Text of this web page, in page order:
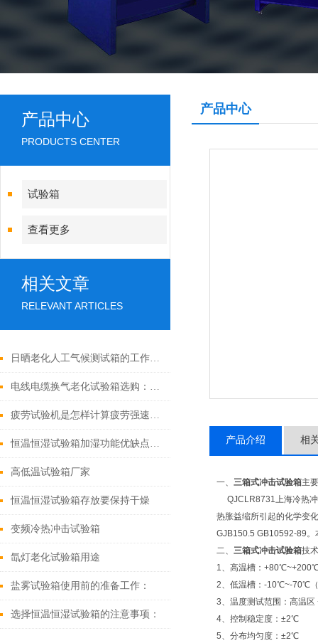
产品中心
PRODUCTS CENTER
试验箱
查看更多
相关文章
RELEVANT ARTICLES
日晒老化人工气候测试箱的工作原理及关键参数分析
电线电缆换气老化试验箱选购：关键参数与功能考量
疲劳试验机是怎样计算疲劳强速的呢
恒温恒湿试验箱加湿功能优缺点对比
高低温试验箱厂家
恒温恒湿试验箱存放要保持干燥
变频冷热冲击试验箱
氙灯老化试验箱用途
盐雾试验箱使用前的准备工作：
选择恒温恒湿试验箱的注意事项：
产品中心
产品介绍 相
一、 三箱式冲击试验箱主
QJCLR8731上海冷热冲
热胀益缩所引起的化学变
GJB150.5 GB10592-89。
二、 三箱式冲击试验箱技
1、高温槽：
2、低温槽：-10℃~-70℃
3、温度测试范围：高温
4、控制稳定度：±2℃
5、分布均匀度：±2℃